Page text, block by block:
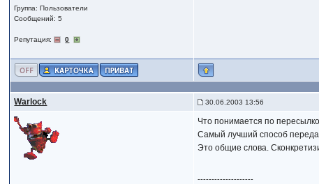
Группа: Пользователи
Сообщений: 5
Репутация: 0
Warlock 30.06.2003 13:56
Что понимается по
Самый лучший способ
Это общие слова.
--------------------